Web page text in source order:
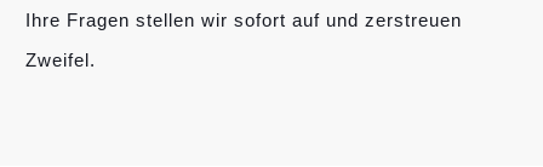
Ihre Fragen stellen wir sofort auf und zerstreuen
Zweifel.